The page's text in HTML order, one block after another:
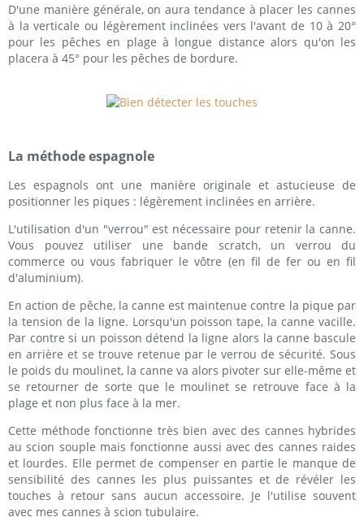
D'une manière générale, on aura tendance à placer les cannes
à la verticale ou légèrement inclinées vers l'avant de 10 à 20°
pour les pêches en plage à longue distance alors qu'on les
placera à 45° pour les pêches de bordure.
La méthode espagnole
Les espagnols ont une manière originale et astucieuse de
positionner les piques : légèrement inclinées en arrière.
L'utilisation d'un "verrou" est nécessaire pour retenir la canne.
Vous pouvez utiliser une bande scratch, un verrou du
commerce ou vous fabriquer le vôtre (en fil de fer ou en fil
d'aluminium).
En action de pêche, la canne est maintenue contre la pique par
la tension de la ligne. Lorsqu'un poisson tape, la canne vacille.
Par contre si un poisson détend la ligne alors la canne bascule
en arrière et se trouve retenue par le verrou de sécurité. Sous
le poids du moulinet, la canne va alors pivoter sur elle-même et
se retourner de sorte que le moulinet se retrouve face à la
plage et non plus face à la mer.
Cette méthode fonctionne très bien avec des cannes hybrides
au scion souple mais fonctionne aussi avec des cannes raides
et lourdes. Elle permet de compenser en partie le manque de
sensibilité des cannes les plus puissantes et de révéler les
touches à retour sans aucun accessoire. Je l'utilise souvent
avec mes cannes à scion tubulaire.